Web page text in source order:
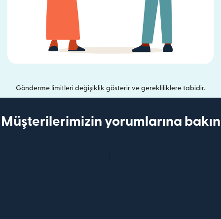
Gönderme limitleri değişiklik gösterir ve gerekliliklere tabidir.
Müşterilerimizin yorumlarına bakın